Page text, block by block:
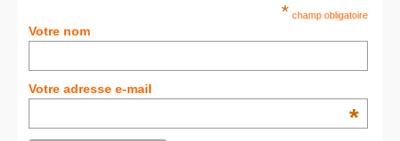
ALLEMAGNE
– Berlin
* champ obligatoire
Votre nom
Votre adresse e-mail
*